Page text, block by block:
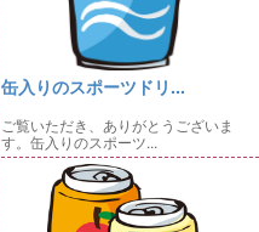
缶入りのスポーツドリ...
ご覧いただき、ありがとうございま
す。缶入りのスポーツ...